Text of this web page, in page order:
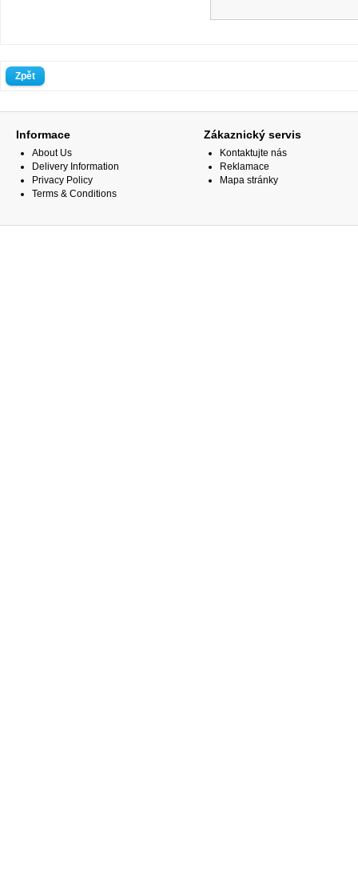
Zpět
Informace
About Us
Delivery Information
Privacy Policy
Terms & Conditions
Zákaznický servis
Kontaktujte nás
Reklamace
Mapa stránky